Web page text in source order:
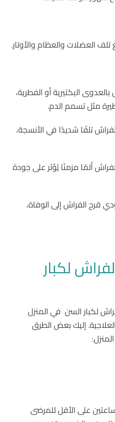
العضلات والعظام والأوتار.
البكتيرية أو الفطرية،
مثل تسمم الدم.
تلفًا شديدًا في الأنسجة،
ألمًا مزمنًا يُؤثر على جودة
قرح الفراش إلى الوفاة،
لكبار
لكبار السن في المنزل
إليك بعض الطرق
على الأقل للمرضى